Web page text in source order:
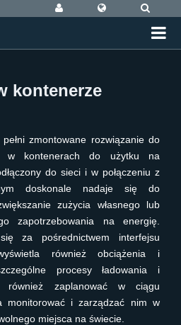
kontenerze
zmontowane rozwiązanie do
w kontenerach do użytku na
do sieci i w połączeniu z
doskonale nadaje się do
zużycia własnego lub
zapotrzebowania na energię.
za pośrednictwem interfejsu
również obciążenia i
procesy ładowania i
również zaplanować w ciągu
monitorować i zarządzać nim w
miejsca na świecie.